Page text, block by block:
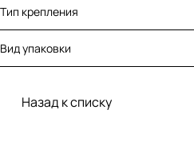
Тип крепления
Вид упаковки
Назад к списку